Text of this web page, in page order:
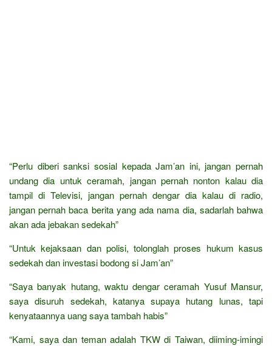
“Perlu diberi sanksi sosial kepada Jam’an ini, jangan pernah
undang dia untuk ceramah, jangan pernah nonton kalau dia
tampil di Televisi, jangan pernah dengar dia kalau di radio,
jangan pernah baca berita yang ada nama dia, sadarlah bahwa
akan ada jebakan sedekah”
“Untuk kejaksaan dan polisi, tolonglah proses hukum kasus
sedekah dan investasi bodong si Jam’an”
“Saya banyak hutang, waktu dengar ceramah Yusuf Mansur,
saya disuruh sedekah, katanya supaya hutang lunas, tapi
kenyataannya uang saya tambah habis”
“Kami, saya dan teman adalah TKW di Taiwan, diiming-imingi